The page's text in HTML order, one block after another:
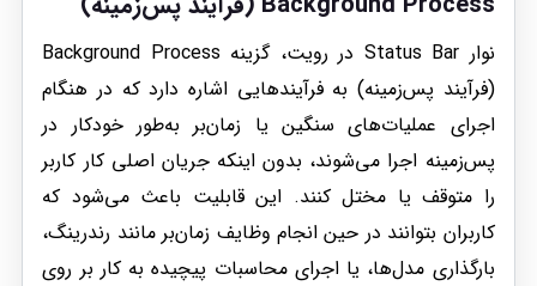
نوار Status Bar در رویت، گزینه Background Process
(فرآیند پس‌زمینه) به فرآیندهایی اشاره دارد که در هنگام
اجرای عملیات‌های سنگین یا زمان‌بر به‌طور خودکار در
پس‌زمینه اجرا می‌شوند، بدون اینکه جریان اصلی کار کاربر
را متوقف یا مختل کنند. این قابلیت باعث می‌شود که
کاربران بتوانند در حین انجام وظایف زمان‌بر مانند رندرینگ،
بارگذاری مدل‌ها، یا اجرای محاسبات پیچیده‌ به کار بر روی